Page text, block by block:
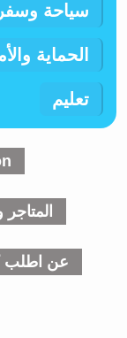
سياحة وسفر
الحماية
تعليم
عن اطلب